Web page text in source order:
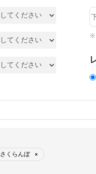
※
さくらんぼ ×